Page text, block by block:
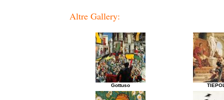
Altre Gallery:
Gottuso